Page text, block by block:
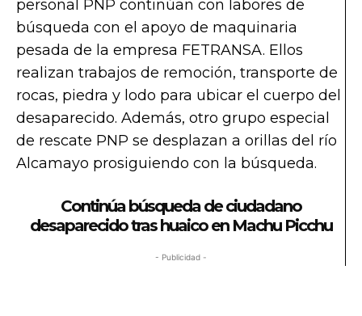
personal PNP continúan con labores de
búsqueda con el apoyo de maquinaria
pesada de la empresa FETRANSA. Ellos
realizan trabajos de remoción, transporte de
rocas, piedra y lodo para ubicar el cuerpo del
desaparecido. Además, otro grupo especial
de rescate PNP se desplazan a orillas del río
Alcamayo prosiguiendo con la búsqueda.
Continúa búsqueda de ciudadano
desaparecido tras huaico en Machu Picchu
- Publicidad -